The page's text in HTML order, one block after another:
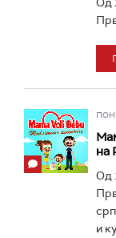
на
Од
и